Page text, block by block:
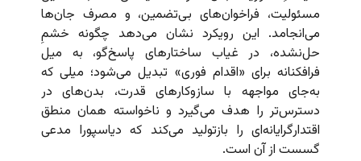
مسئولیت، فراخوان‌های بی‌تضمین، و مصرف جان‌ها
می‌انجامد. این رویکرد نشان می‌دهد چگونه خشمِ
حل‌نشده، در غیاب ساختارهای پاسخ‌گو، به میل
فرافکنانه برای «اقدام فوری» تبدیل می‌شود؛ میلی که
به‌جای مواجهه با سازوکارهای قدرت، بدن‌های در
دسترس‌تر را هدف می‌گیرد و ناخواسته همان منطق
اقتدارگرایانه‌ای را بازتولید می‌کند که دیاسپورا مدعی
گسست از آن است.